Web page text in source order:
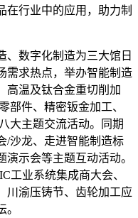
在行业中的应用，助力制
、数字化制造为三大馆日
需求热点，举办智能制造
高温及钛合金重切削加
部件、精密钣金加工、
大主题交流活动。同期
/沙龙、走进智能制造标
示会等主题互动活动。
工业系统集成商大会、
川渝压铸节、齿轮加工应